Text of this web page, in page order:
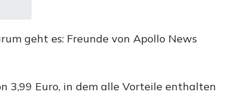
geht es: Freunde von Apollo News
3,99 Euro, in dem alle Vorteile enthalten